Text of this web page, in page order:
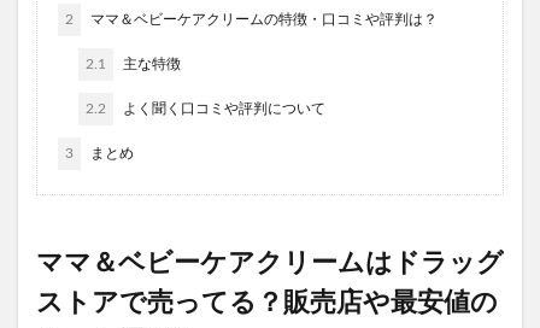
2 ママ＆ベビーケアクリームの特徴・口コミや評判は？
2.1 主な特徴
2.2 よく聞く口コミや評判について
3 まとめ
ママ＆ベビーケアクリームはドラッグ
ストアで売ってる？販売店や最安値の